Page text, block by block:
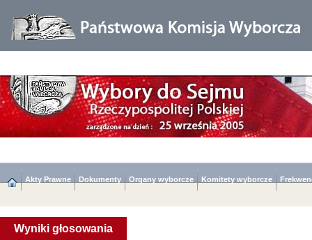
Akty Prawne Dokumenty Organy wyborcze Komitety wyborcze
Wyniki głosowania